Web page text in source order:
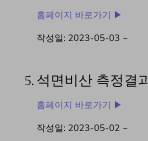
홈페이지 바로가기 ▶
작성일: 2023-05-03 ~
5. 석면비산 측정결
홈페이지 바로가기 ▶
작성일: 2023-05-02 ~